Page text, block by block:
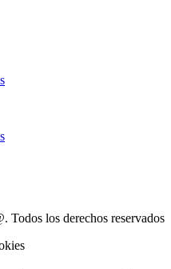
Todos los derechos reservados